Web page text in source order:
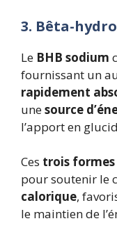
3. Bêta-
Le BHB sodium
fournissant un
rapidement
unesource
l’apport en
Ces trois formes
pour soutenir le
calorique,
le maintien de